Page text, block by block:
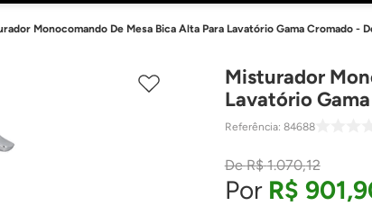
Monocomando De Mesa Bica Alta Para Lavatório Gama Cromado -
Misturador
Lavatório
Referência: 84688
R$ 1.070,12
R$ 901,